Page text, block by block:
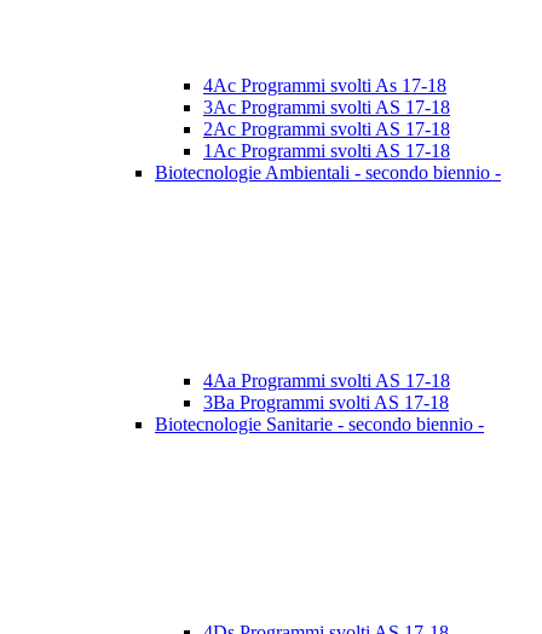
4Ac Programmi svolti As 17-18
3Ac Programmi svolti AS 17-18
2Ac Programmi svolti AS 17-18
1Ac Programmi svolti AS 17-18
Biotecnologie Ambientali - secondo biennio -
4Aa Programmi svolti AS 17-18
3Ba Programmi svolti AS 17-18
Biotecnologie Sanitarie - secondo biennio -